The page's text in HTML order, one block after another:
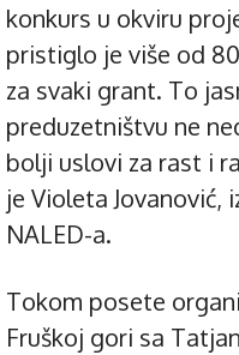
konkurs u okviru
pristiglo je više od
za svaki grant. To
preduzetništvu ne
bolji uslovi za rast i
je Violeta Jovanović,
NALED-a.
Tokom posete
Fruškoj gori sa